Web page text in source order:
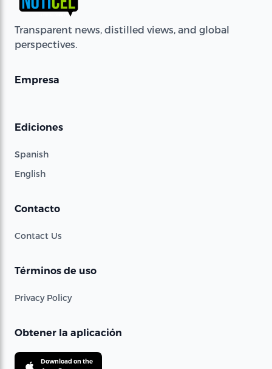
Transparent news, distilled views, and global
perspectives.
Empresa
Ediciones
Spanish
English
Contacto
Contact Us
Términos de uso
Privacy Policy
Obtener la aplicación
Download on the